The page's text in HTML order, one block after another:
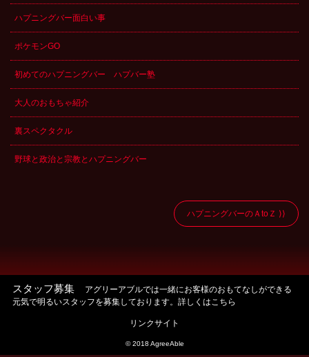
ハプニングバー面白い事
ポケモンGO
初めてのハプニングバー ハプバー塾
大人のおもちゃ紹介
裏スペクタクル
野球と政治と宗教とハプニングバー
ハプニングバーのＡtoＺ
スタッフ募集
アグリーアブルでは一緒にお客様のおもてなしができる
元気で明るいスタッフを募集しております。詳しくはこちら
リンクサイト
© 2018 AgreeAble